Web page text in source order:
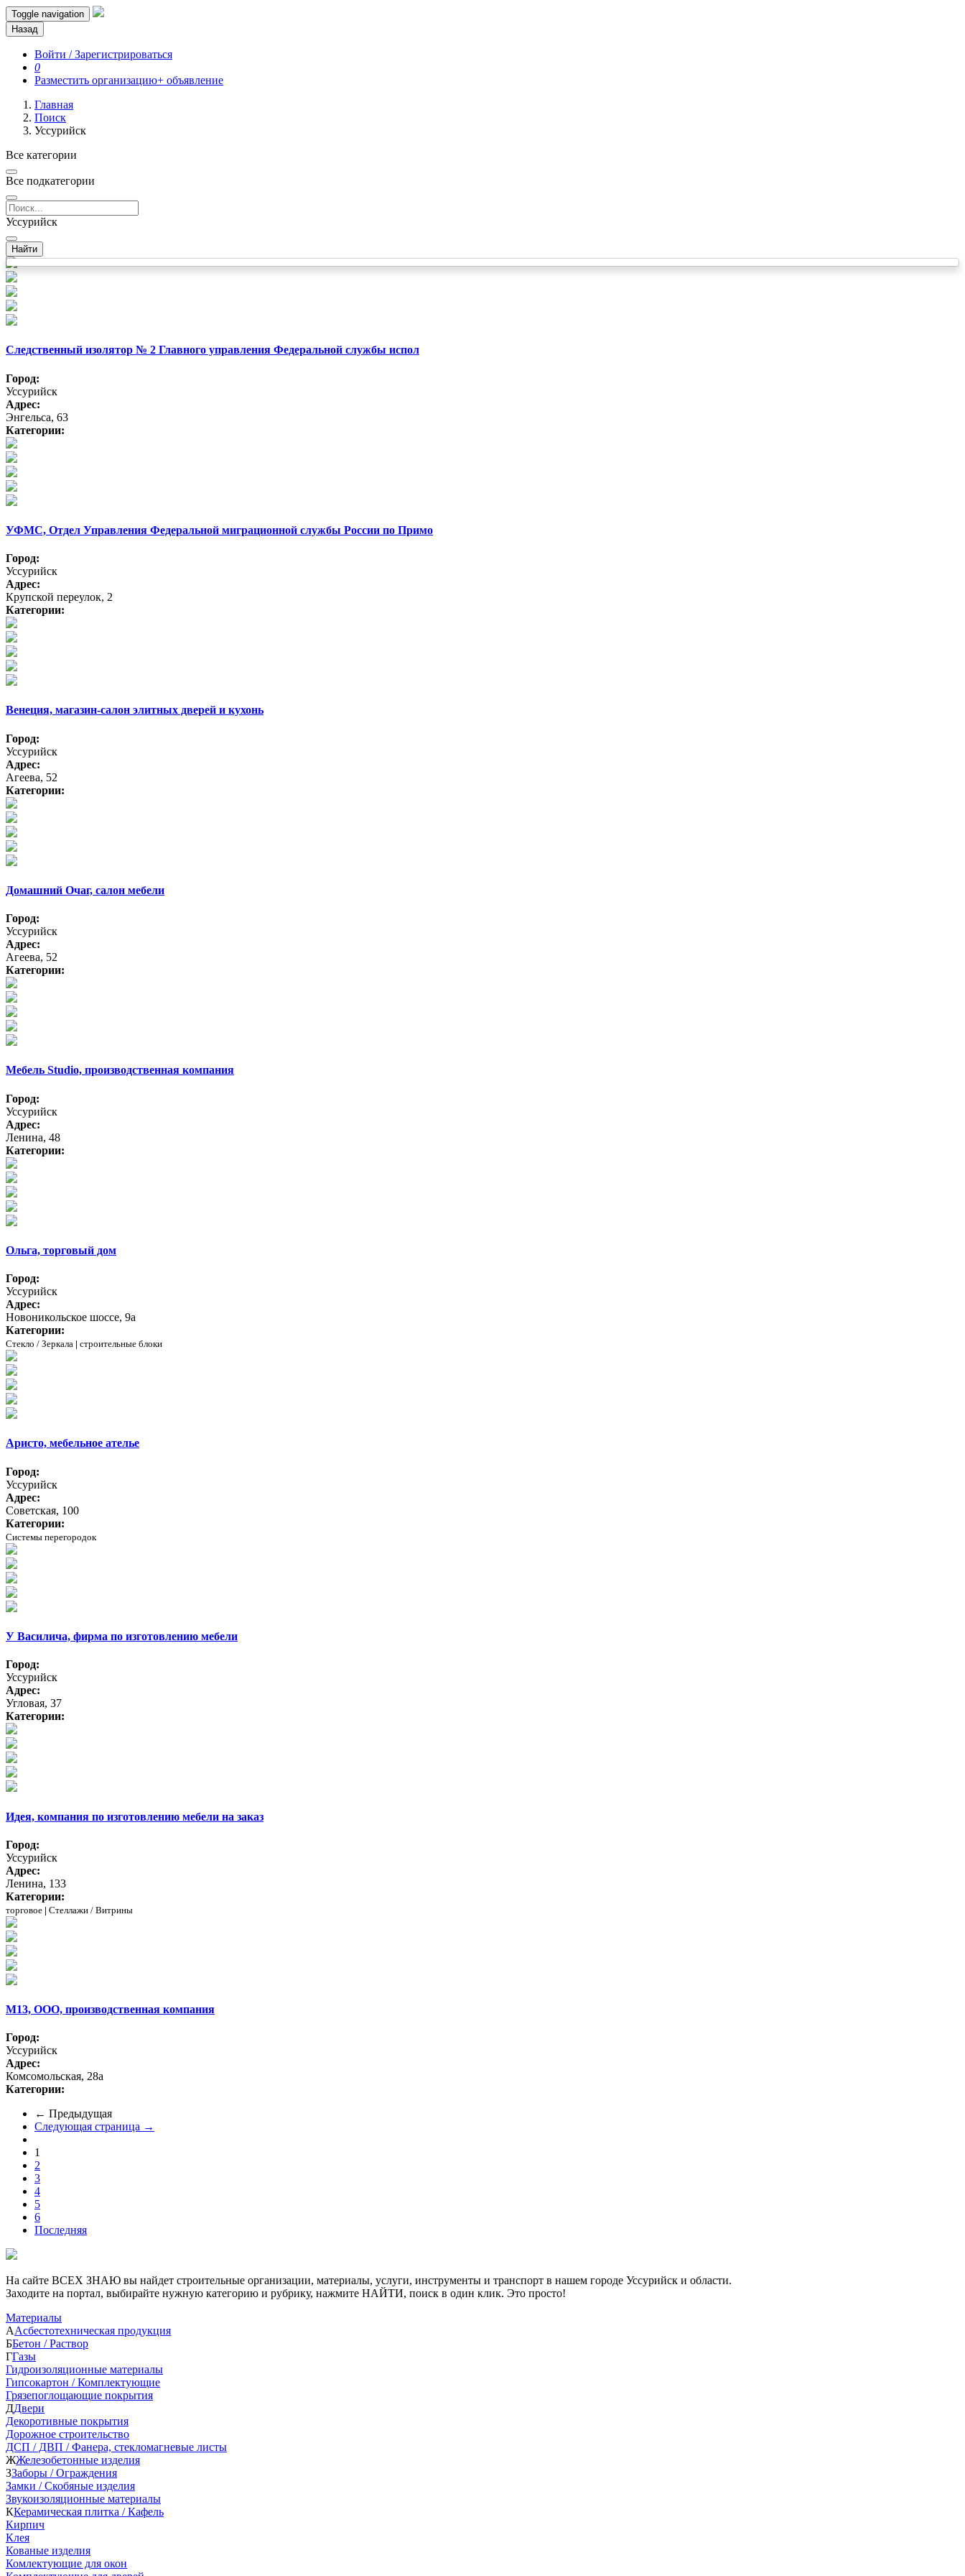
Toggle navigation
Назад
Войти / Зарегистрироваться
0
Разместить организацию+ объявление
Главная
Поиск
Уссурийск
Все категории
Все подкатегории
Уссурийск
Найти
Следственный изолятор № 2 Главного управления Федеральной службы испол
Город:
Уссурийск
Адрес:
Энгельса, 63
Категории:
УФМС, Отдел Управления Федеральной миграционной службы России по Примо
Город:
Уссурийск
Адрес:
Крупской переулок, 2
Категории:
Венеция, магазин-салон элитных дверей и кухонь
Город:
Уссурийск
Адрес:
Агеева, 52
Категории:
Домашний Очаг, салон мебели
Город:
Уссурийск
Адрес:
Агеева, 52
Категории:
Мебель Studio, производственная компания
Город:
Уссурийск
Адрес:
Ленина, 48
Категории:
Ольга, торговый дом
Город:
Уссурийск
Адрес:
Новоникольское шоссе, 9а
Категории:
Стекло / Зеркала | строительные блоки
Аристо, мебельное ателье
Город:
Уссурийск
Адрес:
Советская, 100
Категории:
Системы перегородок
У Василича, фирма по изготовлению мебели
Город:
Уссурийск
Адрес:
Угловая, 37
Категории:
Идея, компания по изготовлению мебели на заказ
Город:
Уссурийск
Адрес:
Ленина, 133
Категории:
торговое | Стеллажи / Витрины
М13, ООО, производственная компания
Город:
Уссурийск
Адрес:
Комсомольская, 28а
Категории:
← Предыдущая
Следующая страница →
1
2
3
4
5
6
Последняя
На сайте ВСЕХ ЗНАЮ вы найдет строительные организации, материалы, услуги, инструменты и транспорт в нашем городе Уссурийск и области.
Заходите на портал, выбирайте нужную категорию и рубрику, нажмите НАЙТИ, поиск в один клик. Это просто!
Материалы
ААсбестотехническая продукция
ББетон / Раствор
ГГазы
Гидроизоляционные материалы
Гипсокартон / Комплектующие
Грязепоглощающие покрытия
ДДвери
Декоротивные покрытия
Дорожное строительство
ДСП / ДВП / Фанера, стекломагневые листы
ЖЖелезобетонные изделия
ЗЗаборы / Ограждения
Замки / Скобяные изделия
Звукоизоляционные материалы
ККерамическая плитка / Кафель
Кирпич
Клея
Кованые изделия
Комлектующие для окон